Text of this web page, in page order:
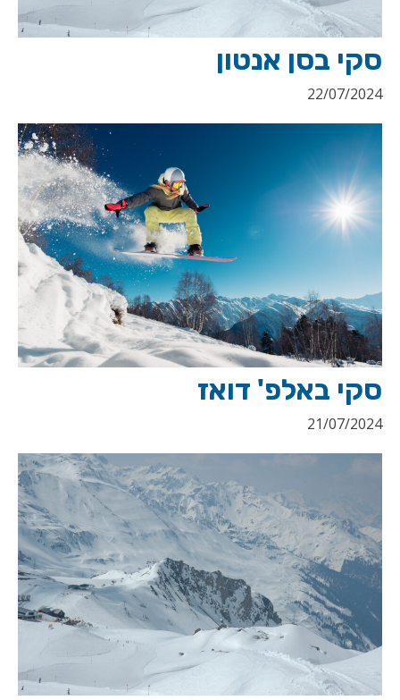
סקי בסן אנטון
22/07/2024
סקי באלפ' דואז
21/07/2024